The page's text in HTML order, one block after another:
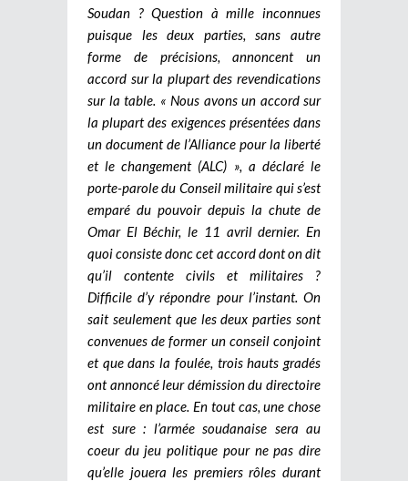
Soudan ? Question à mille inconnues
puisque les deux parties, sans autre
forme de précisions, annoncent un
accord sur la plupart des revendications
sur la table. « Nous avons un accord sur
la plupart des exigences présentées dans
un document de l’Alliance pour la liberté
et le changement (ALC) », a déclaré le
porte-parole du Conseil militaire qui s’est
emparé du pouvoir depuis la chute de
Omar El Béchir, le 11 avril dernier. En
quoi consiste donc cet accord dont on dit
qu’il contente civils et militaires ?
Difficile d’y répondre pour l’instant. On
sait seulement que les deux parties sont
convenues de former un conseil conjoint
et que dans la foulée, trois hauts gradés
ont annoncé leur démission du directoire
militaire en place. En tout cas, une chose
est sure : l’armée soudanaise sera au
coeur du jeu politique pour ne pas dire
qu’elle jouera les premiers rôles durant